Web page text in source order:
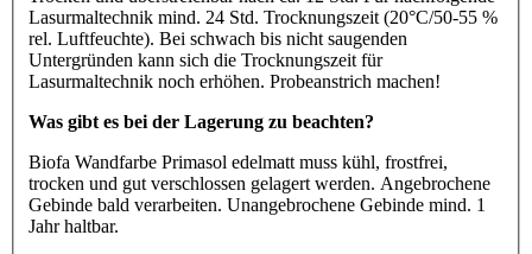
Lasurmaltechnik mind. 24 Std. Trocknungszeit (20°C/50-55 %
rel. Luftfeuchte). Bei schwach bis nicht saugenden
Untergründen kann sich die Trocknungszeit für
Lasurmaltechnik noch erhöhen. Probeanstrich machen!
Was gibt es bei der Lagerung zu beachten?
Biofa Wandfarbe Primasol edelmatt muss kühl, frostfrei,
trocken und gut verschlossen gelagert werden. Angebrochene
Gebinde bald verarbeiten. Unangebrochene Gebinde mind. 1
Jahr haltbar.